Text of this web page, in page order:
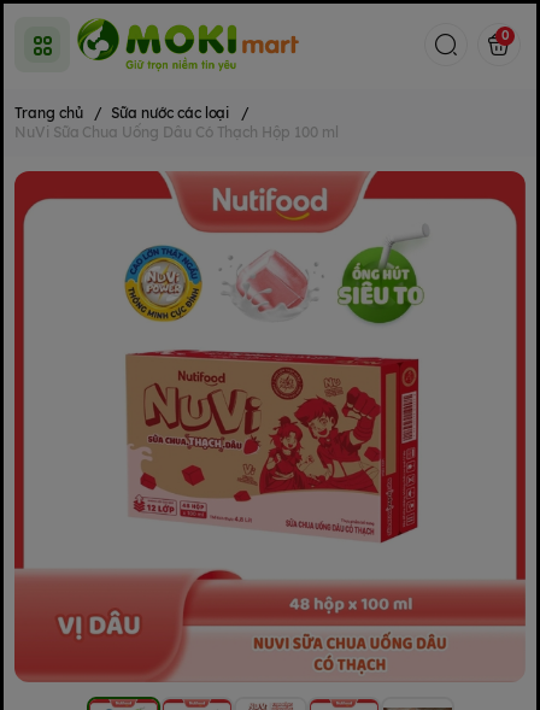
0
Trang chủ / Sữa nước các loại
/
NuVi Sữa Chua Uống Dâu Có Thạch Hộp 100 ml